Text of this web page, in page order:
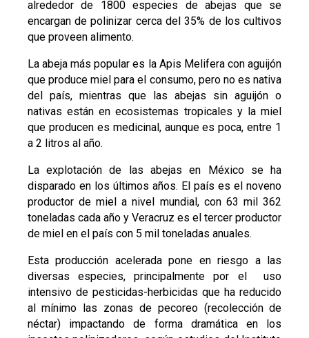
alrededor de 1800 especies de abejas que se
encargan de polinizar cerca del 35% de los cultivos
que proveen alimento.
La abeja más popular es la Apis Melifera con aguijón
que produce miel para el consumo, pero no es nativa
del país, mientras que las abejas sin aguijón o
nativas están en ecosistemas tropicales y la miel
que producen es medicinal, aunque es poca, entre 1
a 2 litros al año.
La explotación de las abejas en México se ha
disparado en los últimos años. El país es el noveno
productor de miel a nivel mundial, con 63 mil 362
toneladas cada año y Veracruz es el tercer productor
de miel en el país con 5 mil toneladas anuales.
Esta producción acelerada pone en riesgo a las
diversas especies, principalmente por el uso
intensivo de pesticidas-herbicidas que ha reducido
al mínimo las zonas de pecoreo (recolección de
néctar) impactando de forma dramática en los